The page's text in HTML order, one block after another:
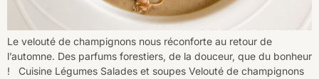
Le velouté de champignons nous réconforte au retour de
l’automne. Des parfums forestiers, de la douceur, que du bonheur
! Cuisine Légumes Salades et soupes Velouté de champignons